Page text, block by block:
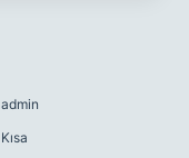
admin
Kısa